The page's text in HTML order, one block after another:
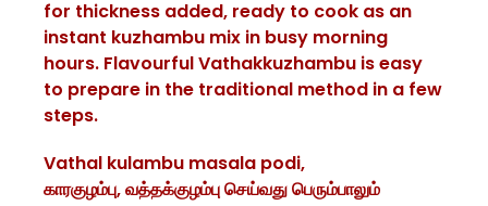
for thickness added, ready to cook as an
instant kuzhambu mix in busy morning
hours. Flavourful Vathakkuzhambu is easy
to prepare in the traditional method in a few
steps.
Vathal kulambu masala podi,
காரகுழம்பு, வத்தக்குழம்பு செய்வது பெரும்பாலும்